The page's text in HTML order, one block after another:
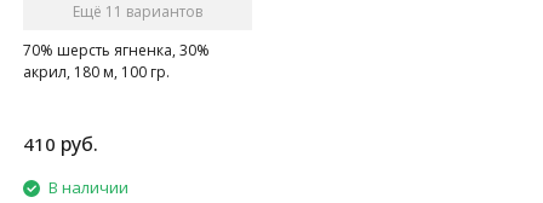
Ещё 11 вариантов
70% шерсть ягненка, 30%
акрил, 180 м, 100 гр.
410 руб.
В наличии